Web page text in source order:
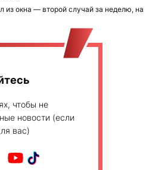
из окна — второй случай за неделю, на
чтобы не
новости (если
вас)